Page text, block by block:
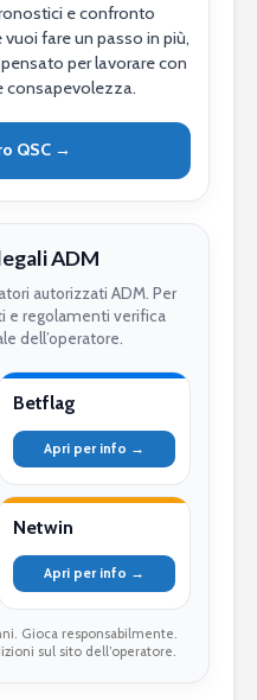
e confronto
fare un passo in più,
per lavorare con
consapevolezza.
QSC →
ADM
autorizzati ADM. Per
e regolamenti verifica
dell’operatore.
Betflag
Apri per info →
Netwin
Apri per info →
Gioca responsabilmente.
sul sito dell’operatore.